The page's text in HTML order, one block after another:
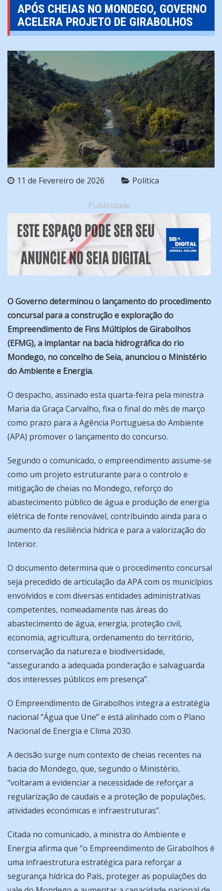
APÓS CHEIAS NO MONDEGO, GOVERNO
ACELERA PROJETO DE GIRABOLHOS
11 de Fevereiro de 2026 Política
Publicidade
O Governo determinou o lançamento do procedimento
concursal para a construção e exploração do
Empreendimento de Fins Múltiplos de Girabolhos
(EFMG), a implantar na bacia hidrográfica do rio
Mondego, no concelho de Seia, anunciou o Ministério
do Ambiente e Energia.
O despacho, assinado esta quarta-feira pela ministra
Maria da Graça Carvalho, fixa o final do mês de março
como prazo para a Agência Portuguesa do Ambiente
(APA) promover o lançamento do concurso.
Segundo o comunicado, o empreendimento assume-se
como um projeto estruturante para o controlo e
mitigação de cheias no Mondego, reforço do
abastecimento público de água e produção de energia
elétrica de fonte renovável, contribuindo ainda para o
aumento da resiliência hídrica e para a valorização do
Interior.
O documento determina que o procedimento concursal
seja precedido de articulação da APA com os municípios
envolvidos e com diversas entidades administrativas
competentes, nomeadamente nas áreas do
abastecimento de água, energia, proteção civil,
economia, agricultura, ordenamento do território,
conservação da natureza e biodiversidade,
“assegurando a adequada ponderação e salvaguarda
dos interesses públicos em presença”.
O Empreendimento de Girabolhos integra a estratégia
nacional “Água que Une” e está alinhado com o Plano
Nacional de Energia e Clima 2030.
A decisão surge num contexto de cheias recentes na
bacia do Mondego, que, segundo o Ministério,
“voltaram a evidenciar a necessidade de reforçar a
regularização de caudais e a proteção de populações,
atividades económicas e infraestruturas”.
Citada no comunicado, a ministra do Ambiente e
Energia afirma que “o Empreendimento de Girabolhos é
uma infraestrutura estratégica para reforçar a
segurança hídrica do País, proteger as populações do